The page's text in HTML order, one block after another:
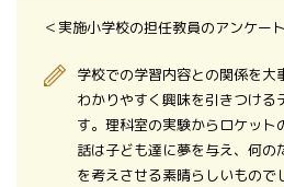
＜実施小学校の担任教員のアンケー
学校での学習内容との関係を大
わかりやすく興味を引きつける
す。理科室の実験からロケット
話は子ども達に夢を与え、何の
を考えさせる素晴らしいもので